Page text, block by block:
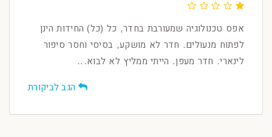
אפס טכנולוגיה שמעורבת בחדר, כל (כל) החידות הינן
לפתוח מנעולים. חדר לא מושקע, בסיסי וחסר סיפור
לינארי. חדר מעפן. הייתי ממליץ לא לבוא...
הגב לביקורת